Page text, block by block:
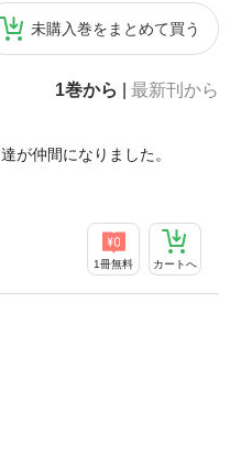
未購入巻をまとめて買う
1巻から 最新刊から
が仲間になりました。
1冊無料 カートへ